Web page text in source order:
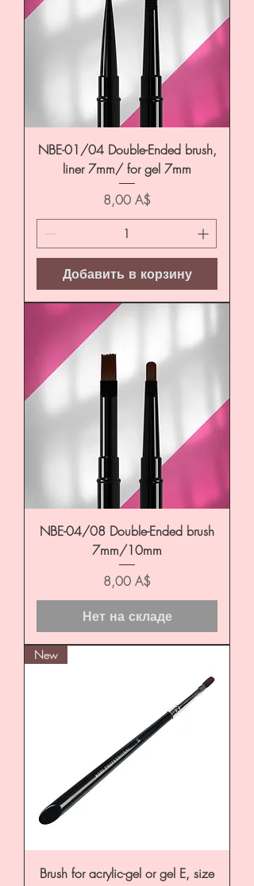
NBE-01/04 Double-Ended brush,
liner 7mm/ for gel 7mm
Цена
8,00 A$
Добавить в корзину
NBE-04/08 Double-Ended brush
7mm/10mm
Цена
8,00 A$
Нет на складе
New
Brush for acrylic-gel or gel E, size